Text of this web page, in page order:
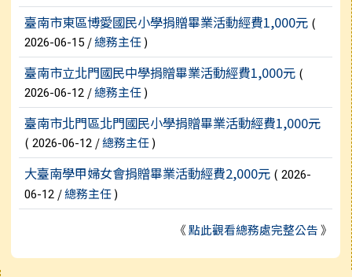
臺南市東區博愛國民小學捐贈畢業活動經費1,000元 (
2026-06-15 /總務主任)
臺南市立北門國民中學捐贈畢業活動經費1,000元 (
2026-06-12 /總務主任)
臺南市北門區北門國民小學捐贈畢業活動經費1,000元
( 2026-06-12 /總務主任)
大臺南學甲婦女會捐贈畢業活動經費2,000元 ( 2026-
06-12 /總務主任)
《點此觀看總務處完整公告》